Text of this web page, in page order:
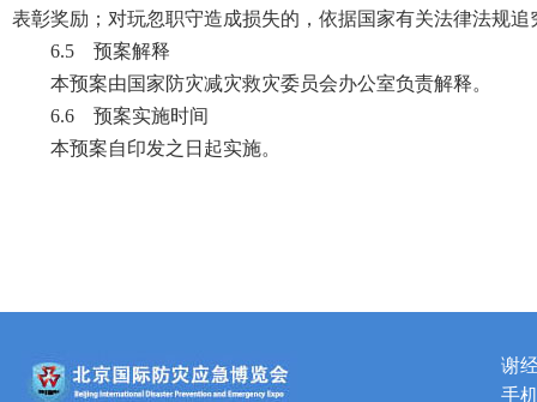
表彰奖励；对玩忽职守造成损失的，依据国家有关法律法规
6.5 预案解释
本预案由国家防灾减灾救灾委员会办公室负责解释。
6.6 预案实施时间
本预案自印发之日起实施。
谢
手